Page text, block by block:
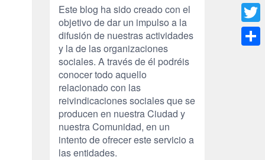
Este blog ha sido creado con el
objetivo de dar un impulso a la
difusión de nuestras actividades
y la de las organizaciones
sociales. A través de él podréis
conocer todo aquello
relacionado con las
reivindicaciones sociales que se
producen en nuestra Ciudad y
nuestra Comunidad, en un
intento de ofrecer este servicio a
las entidades.